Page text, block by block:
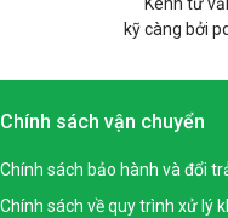
Kênh tư
kỹ càng bởi
Chính sách vận chuyển
Chính sách bảo hành và đổi
Chính sách về quy trình xử lý